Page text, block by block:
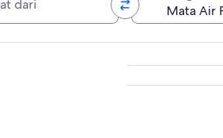
Mata Air Panas Miette